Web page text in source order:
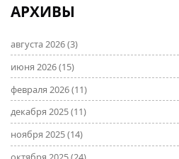
АРХИВЫ
августа 2026(3)
июня 2026(15)
февраля 2026(11)
декабря 2025(11)
ноября 2025(14)